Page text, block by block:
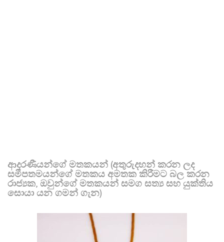
ආදරණීයන්ගේ මතකයන් (අතුරුදහන් කරන ලද
සමීපතමයන්ගේ මතකය අමතක කිරීමට බල කරන
රාජ්‍යක, ඔවුන්ගේ මතකයන් සමග සත්‍ය සහ යුක්තිය
සොයා යන ගමන් ගැන)